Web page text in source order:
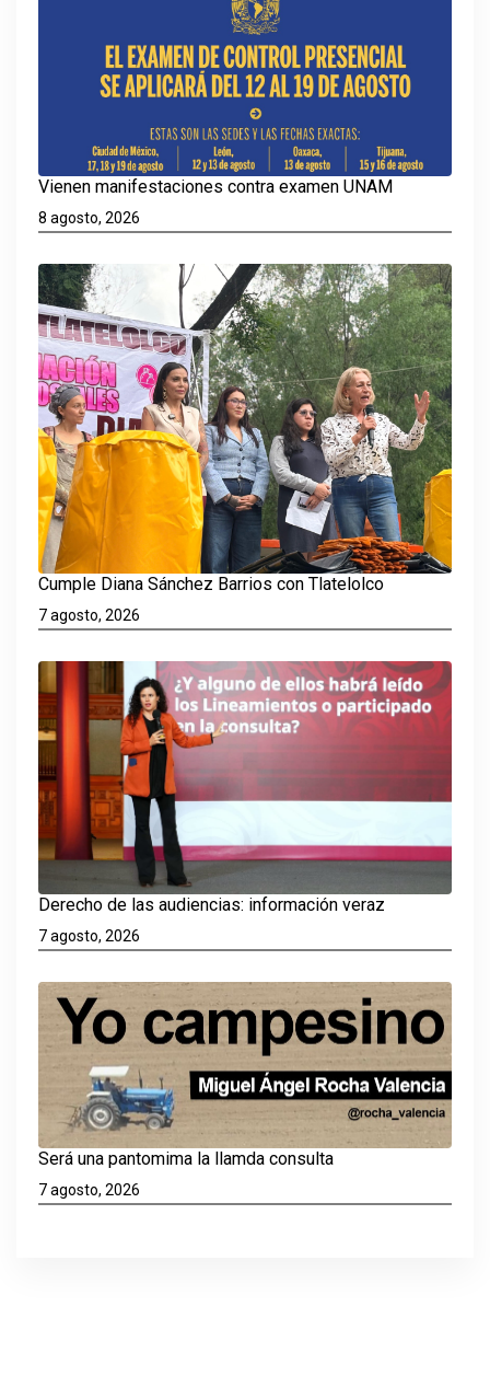
Vienen manifestaciones contra examen UNAM
8 agosto, 2026
Cumple Diana Sánchez Barrios con Tlatelolco
7 agosto, 2026
Derecho de las audiencias: información veraz
7 agosto, 2026
Será una pantomima la llamda consulta
7 agosto, 2026